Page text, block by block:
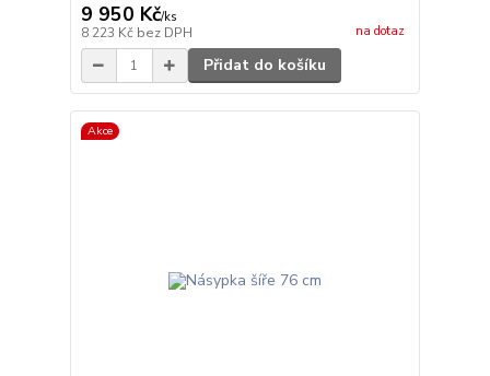
9 950 Kč/ks
8 223 Kč bez DPH na dotaz
Přidat do košíku
Akce